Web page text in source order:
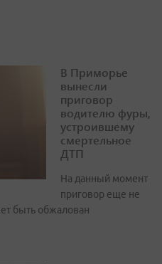
В Приморье
вынесли
приговор
водителю фуры,
устроившему
смертельное
ДТП
На данный момент
приговор еще не
быть обжалован